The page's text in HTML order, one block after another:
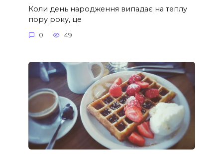
Коли день народження випадає на теплу
пору року, це
0 49